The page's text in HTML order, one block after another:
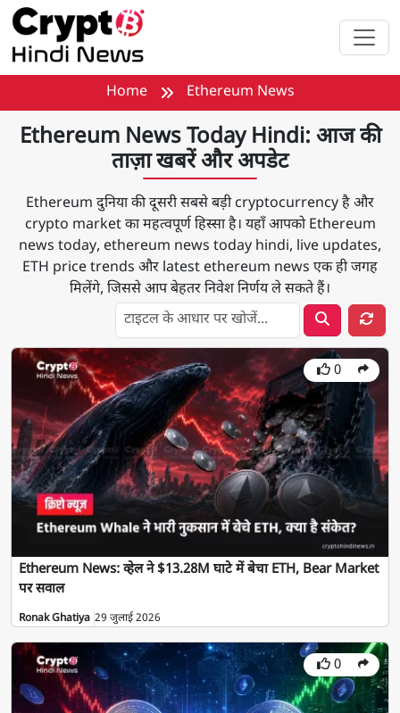
मुख्य सामग्री पर जाएँ
Home Ethereum News
Ethereum News Today Hindi: आज की
ताज़ा खबरें और अपडेट
Ethereum दुनिया की दूसरी सबसे बड़ी cryptocurrency है और
crypto market का महत्वपूर्ण हिस्सा है। यहाँ आपको Ethereum
news today, ethereum news today hindi, live updates,
ETH price trends और latest ethereum news एक ही जगह
मिलेंगे, जिससे आप बेहतर निवेश निर्णय ले सकते हैं।
0
Ethereum News: व्हेल ने $13.28M घाटे में बेचा ETH, Bear Market
पर सवाल
Ronak Ghatiya 29 जुलाई 2026
0